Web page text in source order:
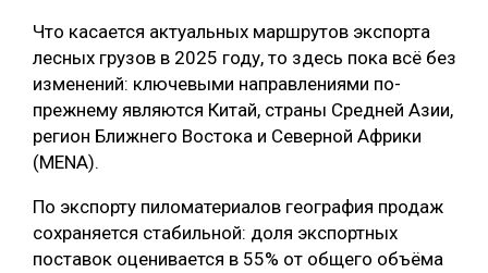
Что касается актуальных маршрутов экспорта
лесных грузов в 2025 году, то здесь пока всё без
изменений: ключевыми направлениями по-
прежнему являются Китай, страны Средней Азии,
регион Ближнего Востока и Северной Африки
(MENA).
По экспорту пиломатериалов география продаж
сохраняется стабильной: доля экспортных
поставок оценивается в 55% от общего объёма